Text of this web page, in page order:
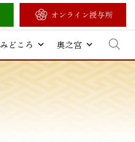
みどころ 奥之宮
オンライン授与所